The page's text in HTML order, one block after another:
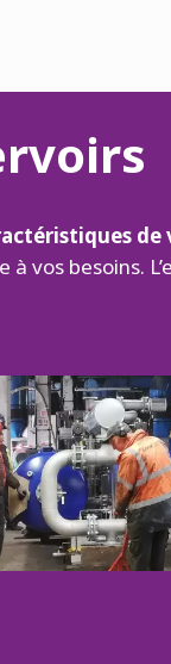
de
vos besoins.